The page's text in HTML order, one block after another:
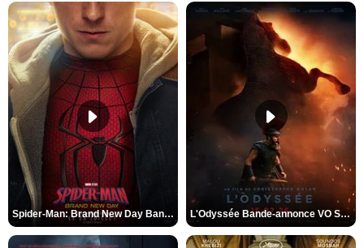
Spider-Man: Brand New Day Bande-annonce VO STFR L'Odyssée Bande-annonce VO STFR